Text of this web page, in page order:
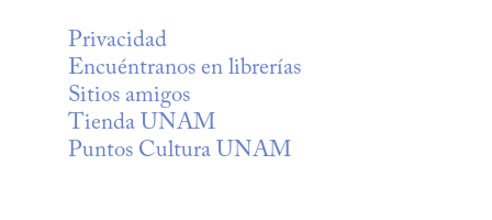
Privacidad
Encuéntranos en librerías
Sitios amigos
Tienda UNAM
Puntos Cultura UNAM